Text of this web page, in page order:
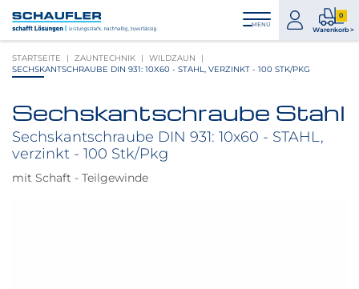
Inhalt
Hauptnavigation
Footernavigation
Logo
Schaufler
verlinkt
zur
MENÜ
zum
Konto
0
Warenkorb >
0
STARTSEITE ZAUNTECHNIK
WILDZAUN
SECHSKANTSCHRAUBE DIN 931: 10X60 - STAHL, VERZINKT - 100 STK/PKG
Produktbilder
Sechskantschraube Stahl
Sechskantschraube DIN 931: 10x60 - STAHL,
verzinkt - 100 Stk/Pkg
mit Schaft - Teilgewinde